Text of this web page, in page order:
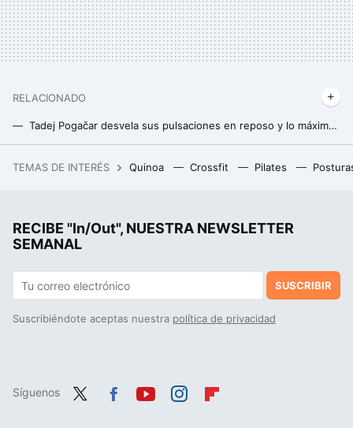
RELACIONADO
Tadej Pogačar desvela sus pulsaciones en reposo y lo máximo a lo que ha puesto su corazón. Los datos son espeluznantes
TEMAS DE INTERÉS Quinoa Crossfit Pilates
RECIBE "In/Out", NUESTRA NEWSLETTER
SEMANAL
SUSCRIBIR
Suscribiéndote aceptas nuestra política de privacidad
Síguenos